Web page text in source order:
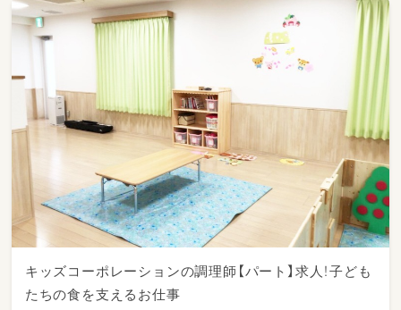
キッズコーポレーションの調理師【パート】求人！子ども
たちの食を支えるお仕事